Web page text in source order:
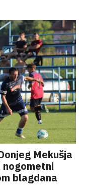
Mekušja
blagdana